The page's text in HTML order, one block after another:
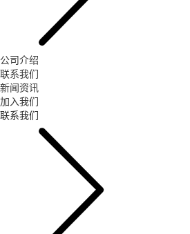
公司介绍
联系我们
新闻资讯
加入我们
联系我们